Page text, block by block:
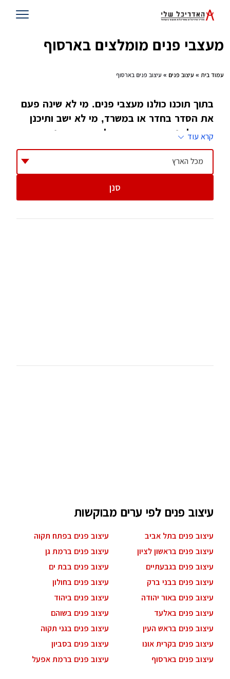
מעצבי פנים מומלצים בארסוף
עמוד בית » עיצוב פנים » עיצוב פנים בארסוף
בתוך תוכנו כולנו מעצבי פנים. מי לא שינה פעם
את הסדר בחדר או במשרד, מי לא ישב ותיכנן
כיצד לשנות את העיצוב של הבית מבפנים. רק
מעטים הלכו ולמדו את זה. הם גם הטובים ביותר
בתחום
ספק אם כאשר המציאו המקצוע עיצוב פנים, מישהו
עיצוב פנים מגלם בתוכו הכל, עיצוב של מבנה
הפנימיים. הם יתעסקו יותר עם היופי ופחות עם
קרא עוד
מכל הארץ
סנן
עיצוב פנים לפי ערים מבוקשות
עיצוב פנים בתל אביב
עיצוב פנים בפתח תקוה
עיצוב פנים בראשון לציון
עיצוב פנים ברמת גן
עיצוב פנים בגבעתיים
עיצוב פנים בבת ים
עיצוב פנים בבני ברק
עיצוב פנים בחולון
עיצוב פנים באור יהודה
עיצוב פנים ביהוד
עיצוב פנים באלעד
עיצוב פנים בשוהם
עיצוב פנים בראש העין
עיצוב פנים בגני תקוה
עיצוב פנים בקרית אונו
עיצוב פנים בסביון
עיצוב פנים בארסוף
עיצוב פנים ברמת אפעל